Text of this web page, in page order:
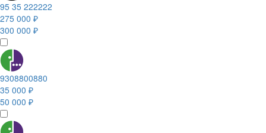
95 35 222222
275 000 ₽
300 000 ₽
9308800880
35 000 ₽
50 000 ₽